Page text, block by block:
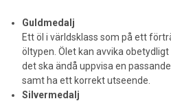
Funktionärer 2026
Mer info om SM i hembryggd öl 2026
Priser 2026
Guldmedalj
Ett öl i världsklass som på ett
öltypen. Ölet kan avvika
det ska ändå uppvisa en
samt ha ett korrekt utseende.
Silvermedalj